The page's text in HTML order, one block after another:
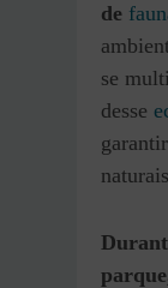
de
se
desse